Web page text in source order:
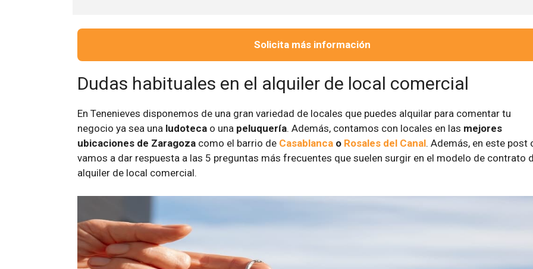
Solicita más información
Dudas habituales en el alquiler de local comercial
En Tenenieves disponemos de una gran variedad de locales que puedes alquilar para comentar tu
negocio ya sea una ludoteca o una peluquería. Además, contamos con locales en las mejores
ubicaciones de Zaragoza como el barrio de Casablanca o Rosales del Canal. Además, en este post
vamos a dar respuesta a las 5 preguntas más frecuentes que suelen surgir en el modelo de contrato
alquiler de local comercial.